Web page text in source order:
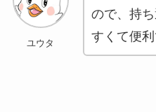
ユウタ
ので、持
すくて便利